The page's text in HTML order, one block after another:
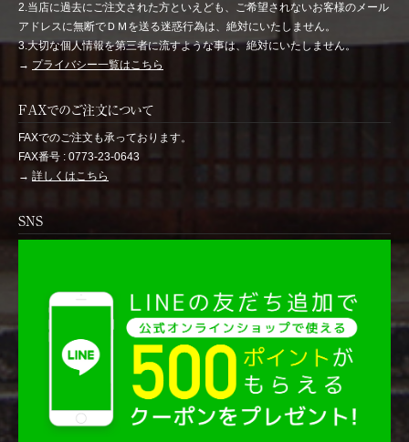
2.当店に過去にご注文された方といえども、ご希望されないお客様のメール
アドレスに無断でＤＭを送る迷惑行為は、絶対にいたしません。
3.大切な個人情報を第三者に流すような事は、絶対にいたしません。
→ プライバシー一覧はこちら
FAXでのご注文について
FAXでのご注文も承っております。
FAX番号 : 0773-23-0643
→ 詳しくはこちら
SNS